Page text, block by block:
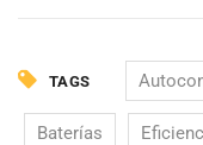
TAGS
Baterías